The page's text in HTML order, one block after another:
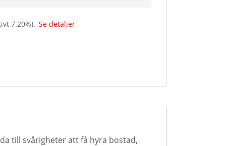
7.20%). Se detaljer
till svårigheter att få hyra bostad,